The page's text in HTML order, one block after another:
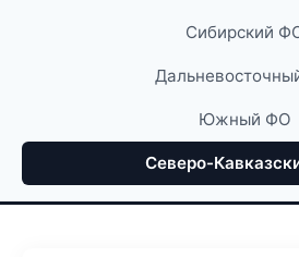
Сибирский
Южный ФО
Северо-